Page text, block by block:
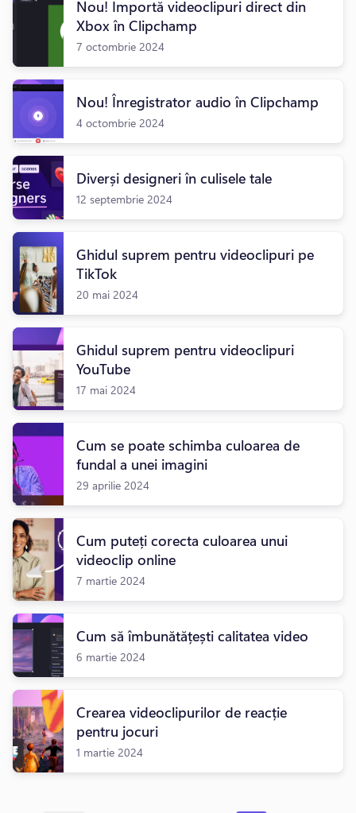
Nou! Importă videoclipuri direct din
Xbox în Clipchamp
7 octombrie 2024
Nou! Înregistrator audio în Clipchamp
4 octombrie 2024
Diverși designeri în culisele tale
12 septembrie 2024
Ghidul suprem pentru videoclipuri pe
TikTok
20 mai 2024
Ghidul suprem pentru videoclipuri
YouTube
17 mai 2024
Cum se poate schimba culoarea de
fundal a unei imagini
29 aprilie 2024
Cum puteți corecta culoarea unui
videoclip online
7 martie 2024
Cum să îmbunătățești calitatea video
6 martie 2024
Crearea videoclipurilor de reacție
pentru jocuri
1 martie 2024